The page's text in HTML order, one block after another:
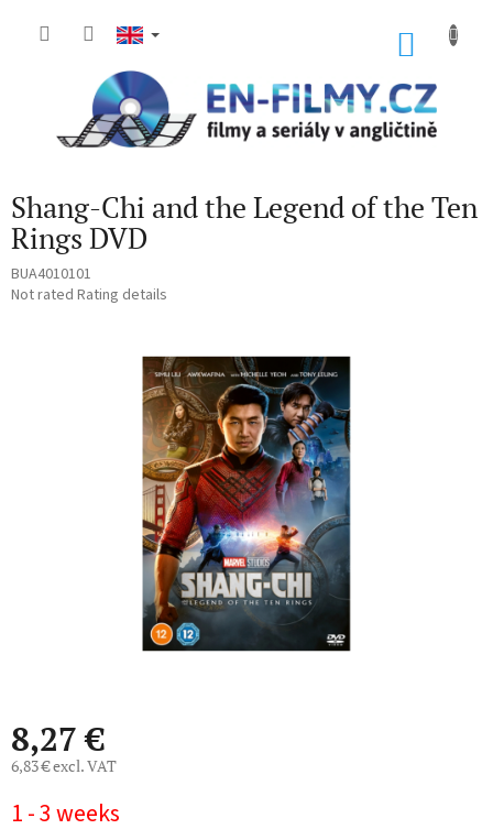
Shang-Chi and the Legend of the Ten
Rings DVD
BUA4010101
The
Not rated Rating details
8,27 €
6,83 € excl. VAT
price:
1 - 3 weeks